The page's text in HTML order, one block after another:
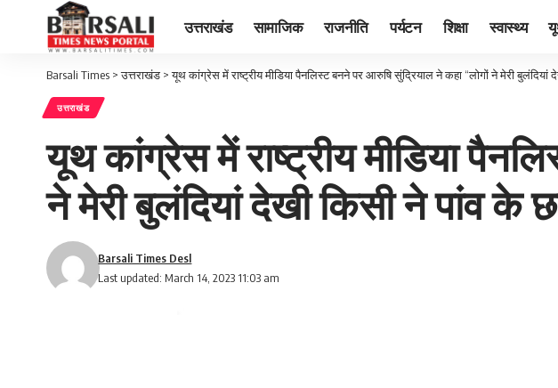
उत्तराखंड सामाजिक राजनीति पर्यटन शिक्षा स्वास्थ्य
Barsali Times >उत्तराखंड >यूथ कांग्रेस में राष्ट्रीय मीडिया पैनलिस्ट बनने पर आरुषि सुंद्रियाल ने कहा “लोगों ने मेरी बुलंदियां
उत्तराखंड
यूथ कांग्रेस में राष्ट्रीय मीडिया
ने मेरी बुलंदियां देखी किसी ने पांव के
Last updated: March 14, 2023 11:03 am
Barsali Times Desl